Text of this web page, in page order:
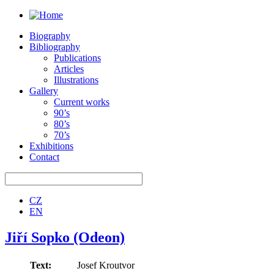
Biography
Bibliography
Publications
Articles
Illustrations
Gallery
Current works
90’s
80’s
70’s
Exhibitions
Contact
CZ
EN
Jiří Sopko (Odeon)
Text:
Josef Kroutvor